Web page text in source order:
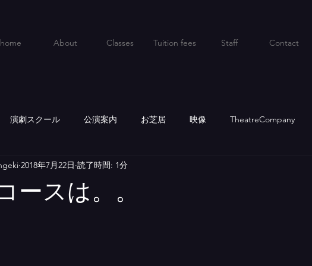
home About Classes Tuition fees Staff Contact
演劇スクール 公演案内 お芝居 映像 TheatreCompany
ースは。。
2018年7月22日 読了時間: 1分